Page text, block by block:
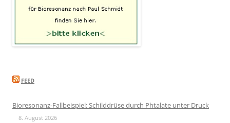
FEED
Bioresonanz-Fallbeispiel: Schilddrüse durch Phtalate unter Druck
8. August 2026